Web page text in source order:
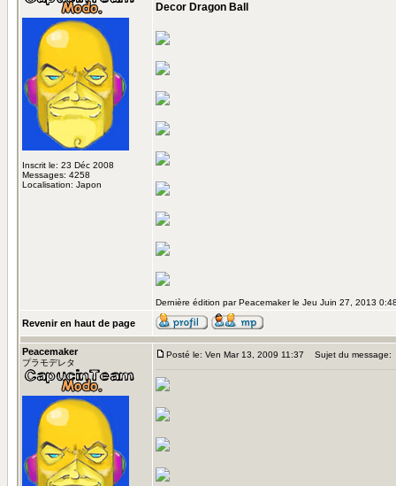
Inscrit le: 23 Déc 2008
Messages: 4258
Localisation: Japon
Decor Dragon Ball
Dernière édition par Peacemaker le Jeu Juin 27, 2013
Revenir en haut de page
Peacemaker
プラモデレタ
Posté le: Ven Mar 13, 2009 11:37 Sujet du message: